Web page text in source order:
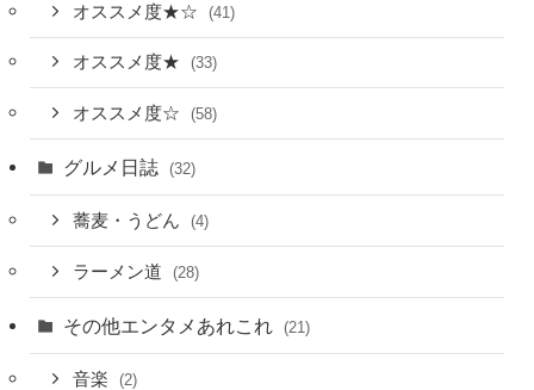
オススメ度★☆ (41)
オススメ度★ (33)
オススメ度☆ (58)
グルメ日誌 (32)
蕎麦・うどん (4)
ラーメン道 (28)
その他エンタメあれこれ (21)
音楽 (2)